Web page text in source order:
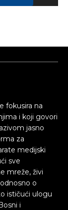
fokusira na
i koji govori
jasno
za
medijski
sve
mreže, živi
o
ističući ulogu
i